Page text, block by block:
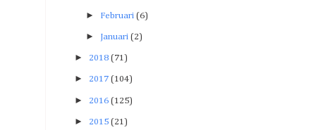
► Februari (6)
► Januari (2)
► 2018 (71)
► 2017 (104)
► 2016 (125)
► 2015 (21)